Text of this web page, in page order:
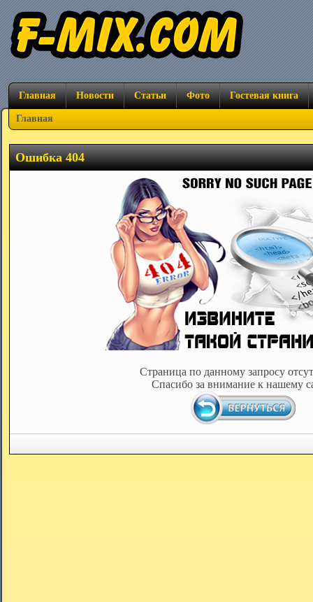
Главная Новости Статьи Фото Гостевая книга
Главная
Ошибка 404
Страница по данному запросу
Спасибо за внимание к нашему